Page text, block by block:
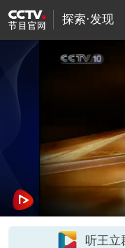
探索·发现
听王立